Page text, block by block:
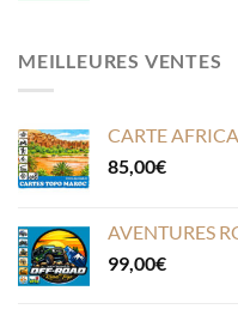
MEILLEURES VENTES
CARTE
85,00€
AVENTURES
99,00€